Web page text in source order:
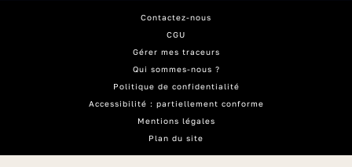
Contactez-nous
CGU
Gérer mes traceurs
Qui sommes-nous ?
Politique de confidentialité
Accessibilité : partiellement conforme
Mentions légales
Plan du site